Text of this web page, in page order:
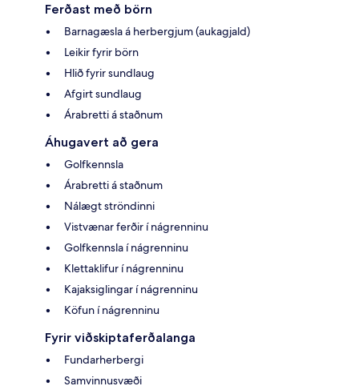
Ferðast með börn
Barnagæsla á herbergjum (aukagjald)
Leikir fyrir börn
Hlið fyrir sundlaug
Afgirt sundlaug
Árabretti á staðnum
Áhugavert að gera
Golfkennsla
Árabretti á staðnum
Nálægt ströndinni
Vistvænar ferðir í nágrenninu
Golfkennsla í nágrenninu
Klettaklifur í nágrenninu
Kajaksiglingar í nágrenninu
Köfun í nágrenninu
Fyrir viðskiptaferðalanga
Fundarherbergi
Samvinnusvæði